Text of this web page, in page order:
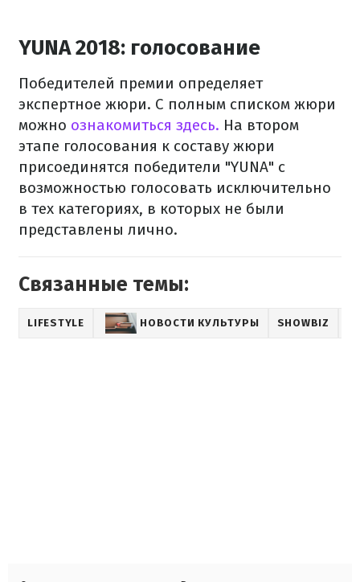
YUNA 2018: голосование
Победителей премии определяет
экспертное жюри. С полным списком жюри
можно ознакомиться здесь. На втором
этапе голосования к составу жюри
присоединятся победители "YUNA" с
возможностью голосовать исключительно
в тех категориях, в которых не были
представлены лично.
Связанные темы:
LIFESTYLE НОВОСТИ КУЛЬТУРЫ SHOWBIZ